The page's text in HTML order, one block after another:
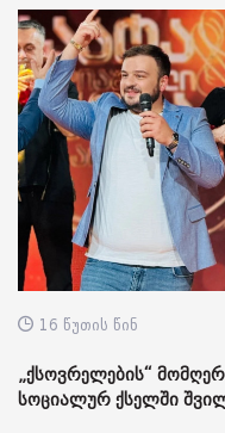
16 წუთის წინ
„ქსოვრელების“
სოციალურ ქსელში